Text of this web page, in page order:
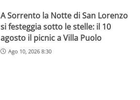
A Sorrento la Notte di San Lorenzo
si festeggia sotto le stelle: il 10
agosto il picnic a Villa Puolo
Ago 10, 2026 8:30